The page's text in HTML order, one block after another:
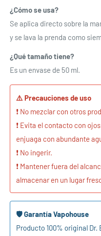
¿Cómo se usa?
Se aplica directo sobre la
y se lava la prenda como
¿Qué tamaño tiene?
Es un envase de 50 ml.
⚠️ Precauciones de uso
❗ No mezclar con otros
❗ Evita el contacto con
enjuaga con abundante
❗ No ingerir.
❗ Mantener fuera del
almacenar en un lugar
🛡️ Garantía Vapohouse
Producto 100% original
Inicie sesión en su
lista de deseos y ver los
anteriormente.